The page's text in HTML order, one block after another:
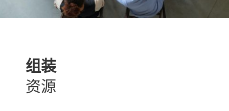
组装
资源